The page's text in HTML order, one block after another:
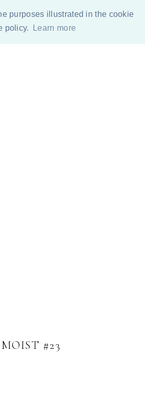
purposes illustrated in the cookie
policy.
Learn more
#23